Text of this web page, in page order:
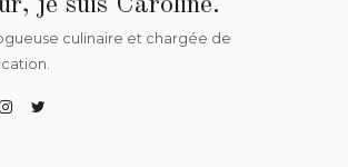
je suis Caroline.
culinaire et chargée de